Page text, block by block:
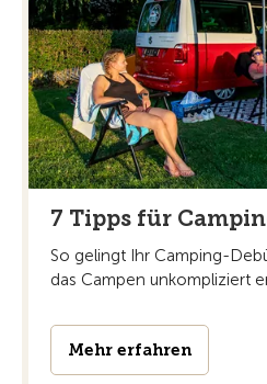
7 Tipps für
So gelingt Ihr Camping-
das Campen unkompliziert
Mehr erfahren